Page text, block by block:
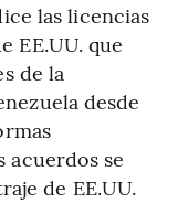
las licencias
EE.UU. que
de la
desde
acuerdos se
de EE.UU.